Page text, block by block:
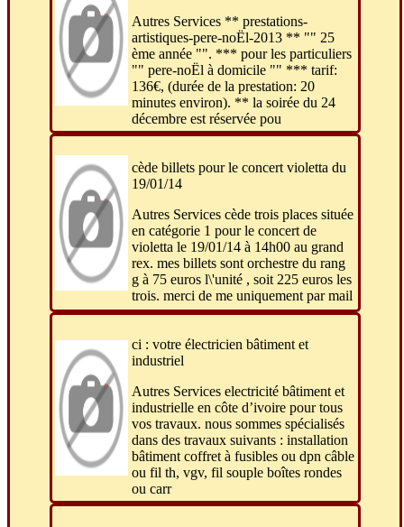
Autres Services ** prestations-
artistiques-pere-noËl-2013 ** "" 25
ème année "". *** pour les particuliers
"" pere-noËl à domicile "" *** tarif:
136€, (durée de la prestation: 20
minutes environ). ** la soirée du 24
décembre est réservée pou
cède billets pour le concert violetta du
19/01/14
Autres Services cède trois places située
en catégorie 1 pour le concert de
violetta le 19/01/14 à 14h00 au grand
rex. mes billets sont orchestre du rang
g à 75 euros l\'unité , soit 225 euros les
trois. merci de me uniquement par mail
ci : votre électricien bâtiment et
industriel
Autres Services electricité bâtiment et
industrielle en côte d’ivoire pour tous
vos travaux. nous sommes spécialisés
dans des travaux suivants : installation
bâtiment coffret à fusibles ou dpn câble
ou fil th, vgv, fil souple boîtes rondes
ou carr